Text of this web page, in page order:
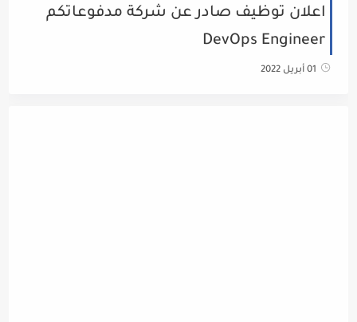
اعلان توظيف صادر عن شركة مدفوعاتكم
DevOps Engineer
01 أبريل 2022